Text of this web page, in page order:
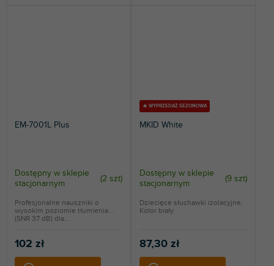
EM-7001L Plus
Dostępny w sklepie
stacjonarnym
(2 szt)
102 zł
Profesjonalne nauszniki o
wysokim poziomie tłumienia
(SNR 37 dB) dla...
🔥 WYPRZEDAŻ SEZONOWA
MKID White
Dostępny w sklepie
stacjonarnym
(9 szt)
87,30 zł
Dziecięce słuchawki izolacyjne.
Kolor biały.